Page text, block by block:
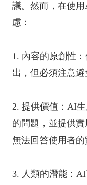
議。然而，在使
慮：
1. 內容的原創性
出，但必須注意避
2. 提供價值：AI
的問題，並提供
無法回答使用者的
3. 人類的潛能：